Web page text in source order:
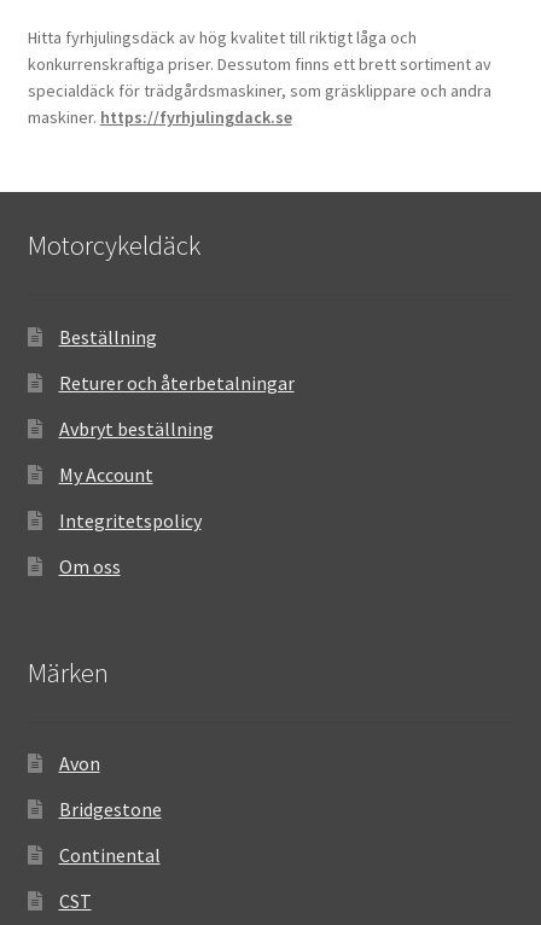
Hitta fyrhjulingsdäck av hög kvalitet till riktigt låga och
konkurrenskraftiga priser. Dessutom finns ett brett sortiment av
specialdäck för trädgårdsmaskiner, som gräsklippare och andra
maskiner. https://fyrhjulingdack.se
Motorcykeldäck
Beställning
Returer och återbetalningar
Avbryt beställning
My Account
Integritetspolicy
Om oss
Märken
Avon
Bridgestone
Continental
CST